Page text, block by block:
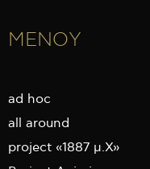
ΜΕΝΟΥ
ad hoc
all around
project «1887 μ.Χ»